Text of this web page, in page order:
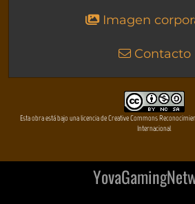
Imagen
Contacto
Esta obra está bajo una licencia de Creative Commons
Internacional